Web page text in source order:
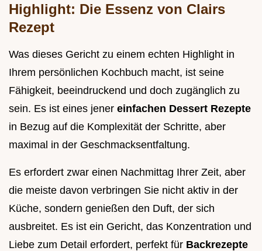
Highlight: Die Essenz von Clairs
Rezept
Was dieses Gericht zu einem echten Highlight in
Ihrem persönlichen Kochbuch macht, ist seine
Fähigkeit, beeindruckend und doch zugänglich zu
sein. Es ist eines jener einfachen Dessert Rezepte
in Bezug auf die Komplexität der Schritte, aber
maximal in der Geschmacksentfaltung.
Es erfordert zwar einen Nachmittag Ihrer Zeit, aber
die meiste davon verbringen Sie nicht aktiv in der
Küche, sondern genießen den Duft, der sich
ausbreitet. Es ist ein Gericht, das Konzentration und
Liebe zum Detail erfordert, perfekt für Backrezepte